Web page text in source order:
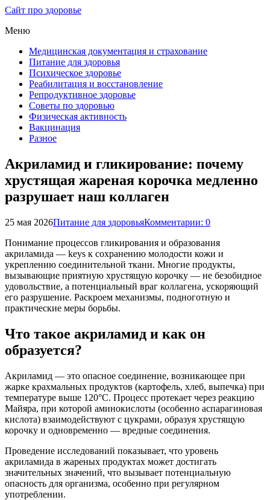
Сайт про здоровье
Меню
Медицинская документация и страхование
Питание для здоровья
Психическое здоровье
Реабилитация и восстановление
Репродуктивное здоровье
Советы по здоровью
Физическая активность
Вакцинация
Разное
Акриламид и гликирование: почему
хрустящая жареная корочка медленно
разрушает наш коллаген
25 мая 2026Питание для здоровьяКомментарии: 0
Понимание процессов гликирования и образования
акриламида — keys к сохранению молодости кожи и
укреплению соединительной ткани. Многие продукты,
вызывающие приятную хрустящую корочку — не безобидное
удовольствие, а потенциальный враг коллагена, ускоряющий
его разрушение. Раскроем механизмы, подноготную и
практические меры борьбы.
Что такое акриламид и как он
образуется?
Акриламид — это опасное соединение, возникающее при
жарке крахмальных продуктов (картофель, хлеб, выпечка) при
температуре выше 120°C. Процесс протекает через реакцию
Майяра, при которой аминокислоты (особенно аспарагиновая
кислота) взаимодействуют с цукрами, образуя хрустящую
корочку и одновременно — вредные соединения.
Проведение исследований показывает, что уровень
акриламида в жареных продуктах может достигать
значительных значений, что вызывает потенциальную
опасность для организма, особенно при регулярном
употреблении.